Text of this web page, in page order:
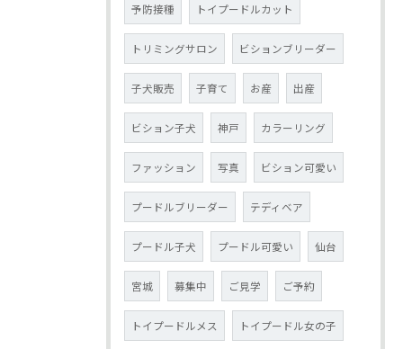
予防接種 トイプードルカット
トリミングサロン ビションブリーダー
子犬販売 子育て お産 出産
ビション子犬 神戸 カラーリング
ファッション 写真 ビション可愛い
プードルブリーダー テディベア
プードル子犬 プードル可愛い 仙台
宮城 募集中 ご見学 ご予約
トイプードルメス トイプードル女の子